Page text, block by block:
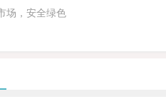
场，安全绿色